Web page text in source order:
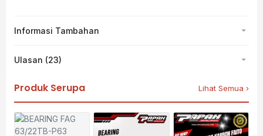
Informasi Tambahan
Ulasan (23)
Produk Serupa Lihat Semua ›